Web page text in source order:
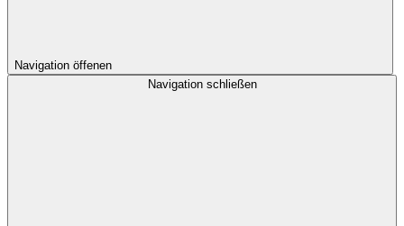
Navigation öffenen
Navigation schließen